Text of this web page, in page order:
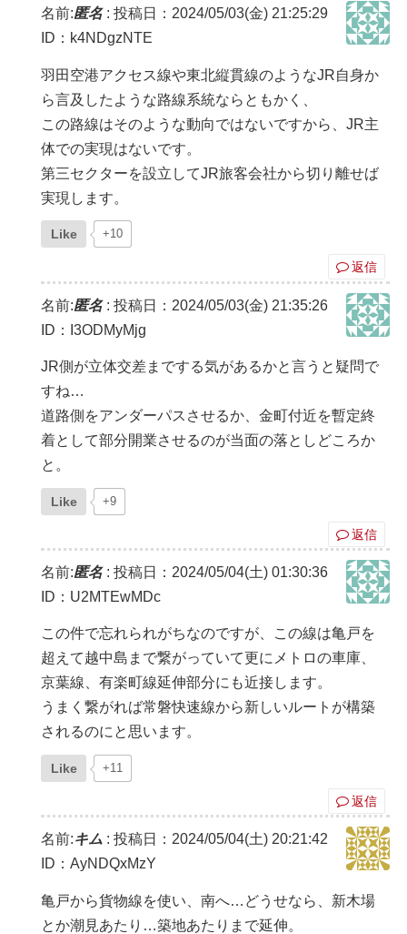
名前:匿名: 投稿日：2024/05/03(金) 21:25:29
ID：k4NDgzNTE
羽田空港アクセス線や東北縦貫線のようなJR自身か
ら言及したような路線系統ならともかく、
この路線はそのような動向ではないですから、JR主
体での実現はないです。
第三セクターを設立してJR旅客会社から切り離せば
実現します。
Like +10
返信
名前:匿名: 投稿日：2024/05/03(金) 21:35:26
ID：I3ODMyMjg
JR側が立体交差までする気があるかと言うと疑問で
すね…
道路側をアンダーパスさせるか、金町付近を暫定終
着として部分開業させるのが当面の落としどころか
と。
Like +9
返信
名前:匿名: 投稿日：2024/05/04(土) 01:30:36
ID：U2MTEwMDc
この件で忘れられがちなのですが、この線は亀戸を
超えて越中島まで繋がっていて更にメトロの車庫、
京葉線、有楽町線延伸部分にも近接します。
うまく繋がれば常磐快速線から新しいルートが構築
されるのにと思います。
Like +11
返信
名前:キム : 投稿日：2024/05/04(土) 20:21:42
ID：AyNDQxMzY
亀戸から貨物線を使い、南へ…どうせなら、新木場
とか潮見あたり…築地あたりまで延伸。